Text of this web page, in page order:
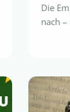
Die
nach